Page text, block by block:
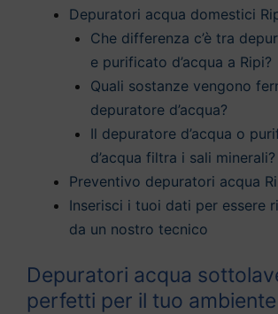
Depuratori acqua domestici
Che differenza c’è tra
e purificato d’acqua a Ripi?
Quali sostanze vengono
depuratore d’acqua?
Il depuratore d’acqua o
d’acqua filtra i sali minerali?
Preventivo depuratori acqua
Inserisci i tuoi dati per essere
da un nostro tecnico
Depuratori acqua
perfetti per il tuo ambiente